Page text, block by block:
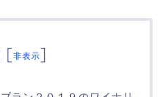
[非表示]